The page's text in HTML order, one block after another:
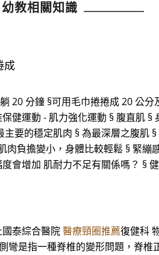
幼教相關知識
成
20 分鐘 §可用毛巾捲捲成 20 公
運動 - 肌力強化運動 § 腹直肌 §
要的穩定肌肉 § 為最深層之腹肌
負擔變小，身體比較輕鬆 § 緊繃
會增加 肌耐力不足有關係嗎？ §
泰綜合醫院醫療頸圈推薦復健科
是指一種脊椎的變形問題，脊